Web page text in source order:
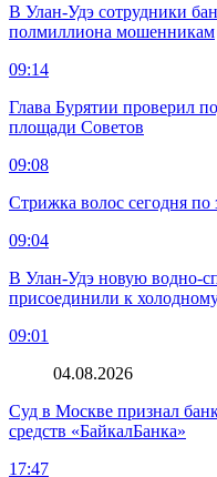
В Улан-Удэ сотрудники
полмиллиона мошенникам
09:14
Глава Бурятии проверил
площади Советов
09:08
Стрижка волос сегодня по
09:04
В Улан-Удэ новую
присоединили к
09:01
04.08.2026
Суд в Москве признал
средств «БайкалБанка»
17:47